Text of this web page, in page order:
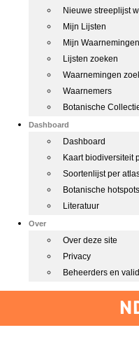
Nieuwe streeplijst
Mijn Lijsten
Mijn Waarnemingen
Lijsten zoeken
Waarnemingen
Waarnemers
Botanische
Dashboard
Dashboard
Kaart biodiversiteit
Soortenlijst per
Botanische hotspots
Literatuur
Over
Over deze site
Privacy
Beheerders en